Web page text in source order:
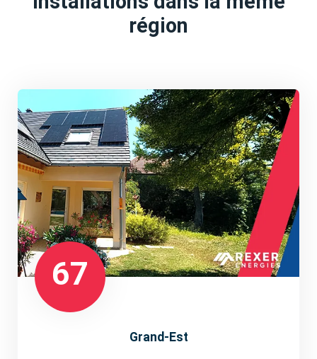
région
67
Grand-Est